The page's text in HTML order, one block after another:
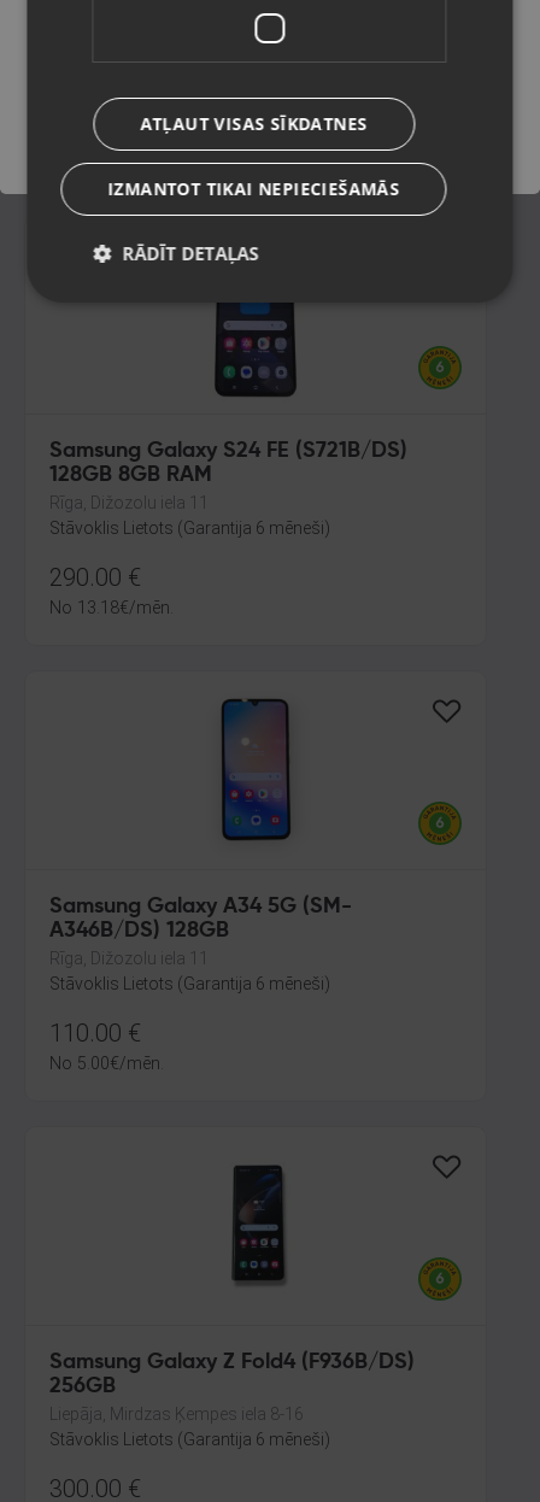
210.00 €
9.55€/mēn.
Samsung Galaxy S24 FE (S721B/DS)
128GB 8GB RAM
Rīga, Dižozolu iela 11
Stāvoklis Lietots (Garantija 6 mēneši)
290.00 €
No 13.18€/mēn.
Samsung Galaxy A34 5G (SM-
A346B/DS) 128GB
Rīga, Dižozolu iela 11
Stāvoklis Lietots (Garantija 6 mēneši)
110.00 €
No 5.00€/mēn.
Samsung Galaxy Z Fold4 (F936B/DS)
256GB
Liepāja, Mirdzas Ķempes iela 8-16
Stāvoklis Lietots (Garantija 6 mēneši)
300.00 €
Saglabāt
ATĻAUT VISAS SĪKDATNES
IZMANTOT TIKAI NEPIECIEŠAMĀS
RĀDĪT DETAĻAS